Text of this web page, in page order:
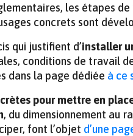
les étapes
concrets sont
qui justifient d’installer
conditions de travail
dans la page dédiée à ce
pour mettre en
, du dimensionnement au
font l’objet d’une